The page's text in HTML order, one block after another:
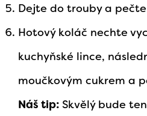
Dejte do trouby a
Hotový koláč nechte
kuchyňské lince,
moučkovým cukrem a
Náš tip: Skvělý bude